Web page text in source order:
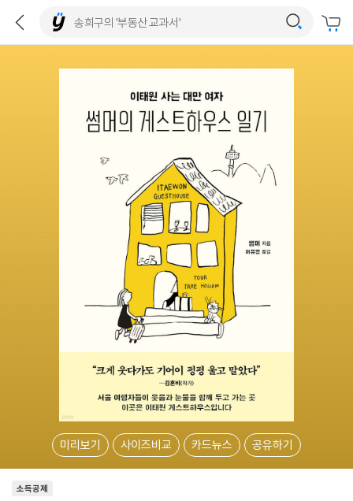
미리보기 사이즈비교 카드뉴스 공유하기
소득공제